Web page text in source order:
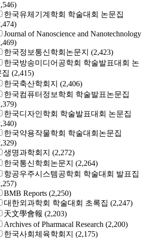
한국유체기계학회 학술대회 논문집
Journal of Nanoscience and Nanotechnology
한국정보통신학회논문지 (2,423)
한국방송미디어공학회 학술발표대회 논
집 (2,415)
한국축산학회지 (2,406)
한국컴퓨터정보학회 학술발표논문집
한국디자인학회 학술발표대회 논문집
한국약용작물학회 학술대회논문집
생명과학회지 (2,272)
한국통신학회논문지 (2,264)
항공우주시스템공학회 학술대회 발표집
BMB Reports (2,250)
대한외과학회 학술대회 초록집 (2,247)
天文學會報 (2,203)
Archives of Pharmacal Research (2,200)
한국사회체육학회지 (2,175)